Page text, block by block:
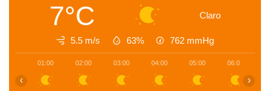
7°C Claro
5.5 m/s 63% 762 mmHg
01:00 02:00 03:00 04:00 05:00 06:00
‹ ›